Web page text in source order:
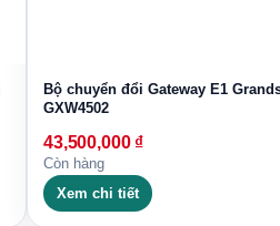
Bộ chuyển đổi Gateway E1
GXW4502
43,500,000 ₫
Còn hàng
Xem chi tiết